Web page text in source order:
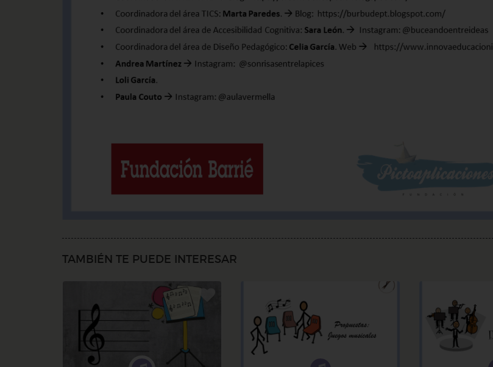
TAMBIÉN TE PUEDE INTERESAR